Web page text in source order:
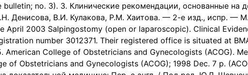
no. 3). 3. Клинические рекомендации, основанные на
Денисова, В.И. Кулакова, Р.М. Хаитова. — 2-е изд., испр. —
April 2003 Salpingostomy (open or laparoscopic). Clinical
number 3012371. Their registered office is situated at
American College of Obstetricians and Gynecologists (ACOG).
of Obstetricians and Gynecologists (ACOG); 1998 Dec. 7 p.